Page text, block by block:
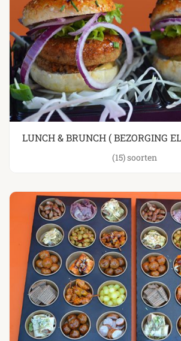
LUNCH & BRUNCH ( BEZORGING
(15)